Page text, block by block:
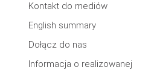
Kontakt do mediów
English summary
Dołącz do nas
Informacja o realizowanej